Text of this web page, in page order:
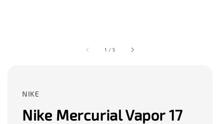
1 /5
NIKE
Nike Mercurial Vapor 17